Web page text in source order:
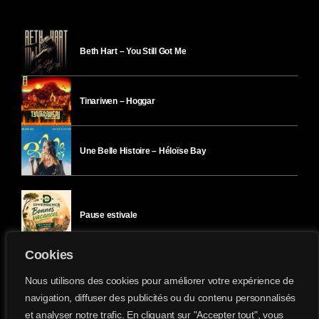
Cookies
Nous utilisons des cookies pour améliorer votre expérience de
navigation, diffuser des publicités ou du contenu personnalisés
et analyser notre trafic. En cliquant sur "Accepter tout", vous
Beth Hart – You Still Got Me
Tinariwen – Hoggar
Une Belle Histoire – Héloïse Bay
Pause estivale
Ici l’Ombre – mardi 28 juillet